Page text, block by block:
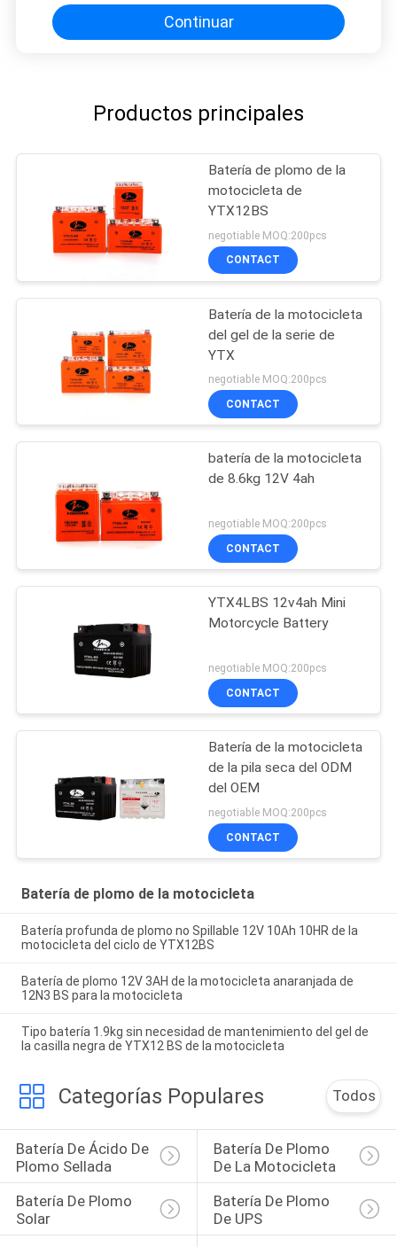
Continuar
Productos principales
Batería de plomo de la
motocicleta de
YTX12BS
negotiable MOQ:200pcs
CONTACT
Batería de la motocicleta
del gel de la serie de
YTX
negotiable MOQ:200pcs
CONTACT
batería de la motocicleta
de 8.6kg 12V 4ah
negotiable MOQ:200pcs
CONTACT
YTX4LBS 12v4ah Mini
Motorcycle Battery
negotiable MOQ:200pcs
CONTACT
Batería de la motocicleta
de la pila seca del ODM
del OEM
negotiable MOQ:200pcs
CONTACT
Batería de plomo de la motocicleta
Batería profunda de plomo no Spillable 12V 10Ah 10HR de la
motocicleta del ciclo de YTX12BS
Batería de plomo 12V 3AH de la motocicleta anaranjada de
12N3 BS para la motocicleta
Tipo batería 1.9kg sin necesidad de mantenimiento del gel de
la casilla negra de YTX12 BS de la motocicleta
Categorías Populares Todos
Batería De Ácido De
Plomo Sellada
Batería De Plomo
De La Motocicleta
Batería De Plomo
Solar
Batería De Plomo
De UPS